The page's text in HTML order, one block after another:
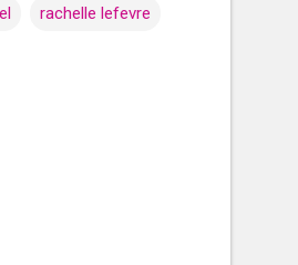
rachelle lefevre